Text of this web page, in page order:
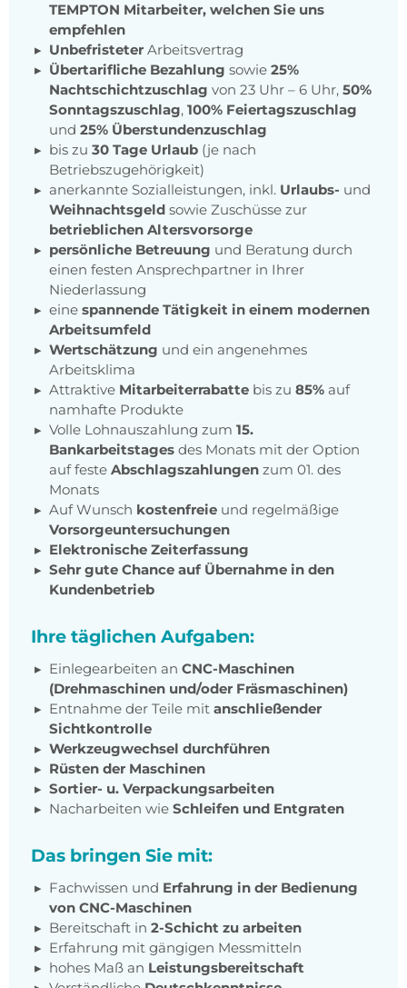
TEMPTON Mitarbeiter, welchen Sie uns
empfehlen
Unbefristeter Arbeitsvertrag
Übertarifliche Bezahlung sowie 25%
Nachtschichtzuschlag von 23 Uhr – 6 Uhr, 50%
Sonntagszuschlag, 100% Feiertagszuschlag
und 25% Überstundenzuschlag
bis zu 30 Tage Urlaub (je nach
Betriebszugehörigkeit)
anerkannte Sozialleistungen, inkl. Urlaubs- und
Weihnachtsgeld sowie Zuschüsse zur
betrieblichen Altersvorsorge
persönliche Betreuung und Beratung durch
einen festen Ansprechpartner in Ihrer
Niederlassung
eine spannende Tätigkeit in einem modernen
Arbeitsumfeld
Wertschätzung und ein angenehmes
Arbeitsklima
Attraktive Mitarbeiterrabatte bis zu 85% auf
namhafte Produkte
Volle Lohnauszahlung zum 15.
Bankarbeitstages des Monats mit der Option
auf feste Abschlagszahlungen zum 01. des
Monats
Auf Wunsch kostenfreie und regelmäßige
Vorsorgeuntersuchungen
Elektronische Zeiterfassung
Sehr gute Chance auf Übernahme in den
Kundenbetrieb
Ihre täglichen Aufgaben:
Einlegearbeiten an CNC-Maschinen
(Drehmaschinen und/oder Fräsmaschinen)
Entnahme der Teile mit anschließender
Sichtkontrolle
Werkzeugwechsel durchführen
Rüsten der Maschinen
Sortier- u. Verpackungsarbeiten
Nacharbeiten wie Schleifen und Entgraten
Das bringen Sie mit:
Fachwissen und Erfahrung in der Bedienung
von CNC-Maschinen
Bereitschaft in 2-Schicht zu arbeiten
Erfahrung mit gängigen Messmitteln
hohes Maß an Leistungsbereitschaft